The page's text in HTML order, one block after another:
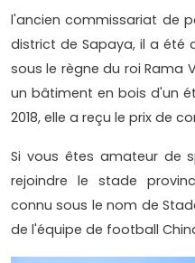
l'ancien commissariat de
district de Sapaya, il a été
sous le règne du roi Rama
un bâtiment en bois d'un
2018, elle a reçu le prix de
Si vous êtes amateur de
rejoindre le stade
connu sous le nom de
de l'équipe de football